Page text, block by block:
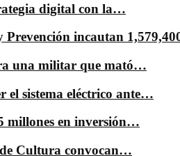
digital con la…
Prevención incautan
una militar que mató…
el sistema eléctrico ante…
millones en inversión…
Cultura convocan…